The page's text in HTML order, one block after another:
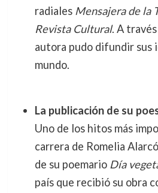
radiales Mensajera de la
Revista Cultural. A
autora pudo difundir sus
mundo.
La publicación de su
Uno de los hitos más
carrera de Romelia
de su poemario Día
país que recibió su obra